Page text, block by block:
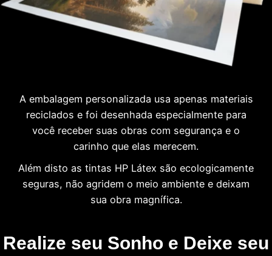
A embalagem personalizada usa apenas materiais
reciclados e foi desenhada especialmente para
você receber suas obras com segurança e o
carinho que elas merecem.
Além disto as tintas HP Látex são ecologicamente
seguras, não agridem o meio ambiente e deixam
sua obra magnífica.
Realize seu Sonho e Deixe seu